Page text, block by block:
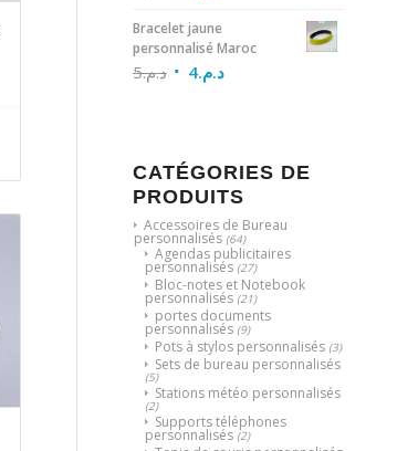
Bracelet jaune
personnalisé Maroc
د.م.5 د.م.4
CATÉGORIES DE
PRODUITS
Accessoires de Bureau
personnalisés (64)
Agendas publicitaires
personnalisés (27)
Bloc-notes et Notebook
personnalisés (21)
portes documents
personnalisés (9)
Pots à stylos personnalisés (3)
Sets de bureau personnalisés
(5)
Stations météo personnalisés
(2)
Supports téléphones
personnalisés (2)